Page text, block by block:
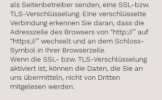
als Seitenbetreiber senden, eine SSL-bzw.
TLS-Verschlüsselung. Eine verschlüsselte
Verbindung erkennen Sie daran, dass die
Adresszeile des Browsers von “http://” auf
“https://” wechselt und an dem Schloss-
Symbol in Ihrer Browserzeile.
Wenn die SSL- bzw. TLS-Verschlüsselung
aktiviert ist, können die Daten, die Sie an
uns übermitteln, nicht von Dritten
mitgelesen werden.